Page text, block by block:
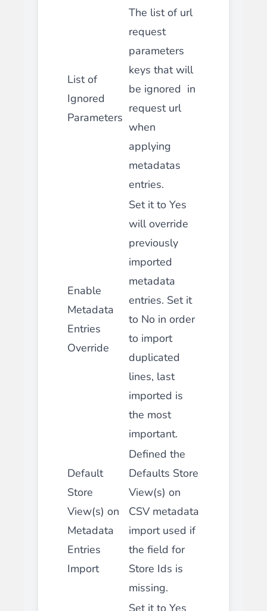
List of
Ignored
Parameters
The list of url
request
parameters
keys that will
be ignored in
request url
when
applying
metadatas
entries.
Enable
Metadata
Entries
Override
Set it to Yes
will override
previously
imported
metadata
entries. Set it
to No in order
to import
duplicated
lines, last
imported is
the most
important.
Default
Store
View(s) on
Metadata
Entries
Import
Defined the
Defaults Store
View(s) on
CSV metadata
import used if
the field for
Store Ids is
missing.
Set it to Yes